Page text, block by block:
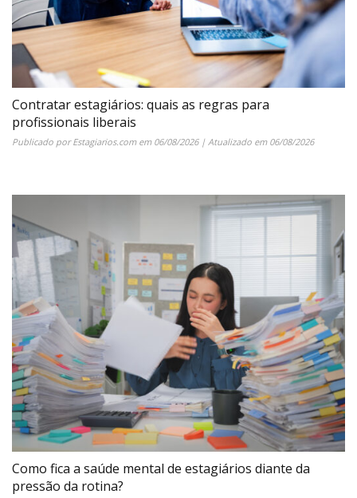
Contratar estagiários: quais as regras para
profissionais liberais
Publicado porEstagiarios.comem 06/08/2026| Atualizado em 06/08/2026
Como fica a saúde mental de estagiários diante da
pressão da rotina?